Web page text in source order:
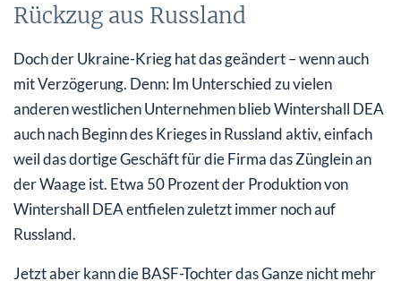
Rückzug aus Russland
Doch der Ukraine-Krieg hat das geändert – wenn auch
mit Verzögerung. Denn: Im Unterschied zu vielen
anderen westlichen Unternehmen blieb Wintershall DEA
auch nach Beginn des Krieges in Russland aktiv, einfach
weil das dortige Geschäft für die Firma das Zünglein an
der Waage ist. Etwa 50 Prozent der Produktion von
Wintershall DEA entfielen zuletzt immer noch auf
Russland.
Jetzt aber kann die BASF-Tochter das Ganze nicht mehr